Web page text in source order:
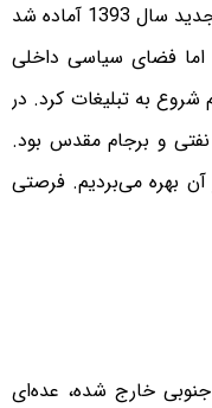
ایران (IPC) اسفندماه 1392 برگزار، مدل جدید سال 1393 آماده شد
به اجرا رسید اما فضای سیاسی داخلی
شروع به تبلیغات کرد. در
و برجام مقدس بود.
آن بهره می‌بردیم. فرصتی
از توسعه فاز 11 پارس جنوبی خارج شده، عده‌ای